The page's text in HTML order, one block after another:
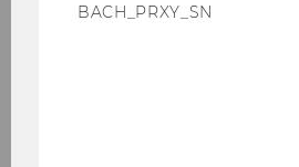
BACH_PRXY_SN